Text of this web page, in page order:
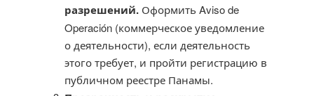
разрешений. Оформить Aviso de
Operación (коммерческое уведомление
о деятельности), если деятельность
этого требует, и пройти регистрацию в
публичном реестре Панамы.